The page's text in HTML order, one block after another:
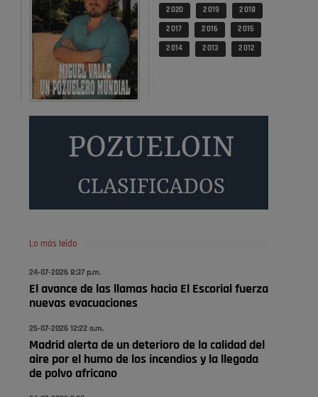
Pozuelo de Alarcón
Pozuelo desbloquea
definitivamente Huerta
Grande: las obras …
Donde pueden inscribirse las personas empadronados
Pozuelo desbloquea
definitivamente Huerta
Grande: las obras …
También pienso que si no fuéramos tan sucios no haría
Pozuelo de Alarcón
Quejas por el deterioro de
la limpieza …
Senado, en la Policía o en la politica
Pozuelo de Alarcón
🔴 EXCLUSIVA | El comisario
de la …
2 020 2 019 2 018
2 017 2 016 2 015
2 014 2 013 2 012
Lo más leído
24-07-2026 8:37 p.m.
El avance de las llamas hacia El Escorial fuerza
nuevas evacuaciones
25-07-2026 12:22 a.m.
Madrid alerta de un deterioro de la calidad del
aire por el humo de los incendios y la llegada
de polvo africano